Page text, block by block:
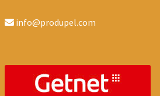
info@produpel.com